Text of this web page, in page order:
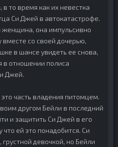
то время как их невестка
Си Джей в автокатастрофе.
женщина, она импульсивно
со своей дочерью,
в шансе увидеть ее снова,
в отношении полиса
Джей.
часть владения питомцем.
другом Бейли в последний
и защитить Си Джей в его
ей это понадобится. Си
девочкой, но Бейли